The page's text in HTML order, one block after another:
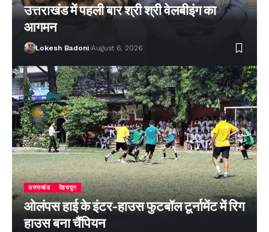
उत्तराखंड में पहली बार श्री श्री वेलबीइंग का
आगमन
Lokesh Badoni August 6, 2026
उत्तराखंड देहरादून
ओलंपस हाई के इंटर-हाउस फुटबॉल टूर्नामेंट में रिग
हाउस बना चैंपियन